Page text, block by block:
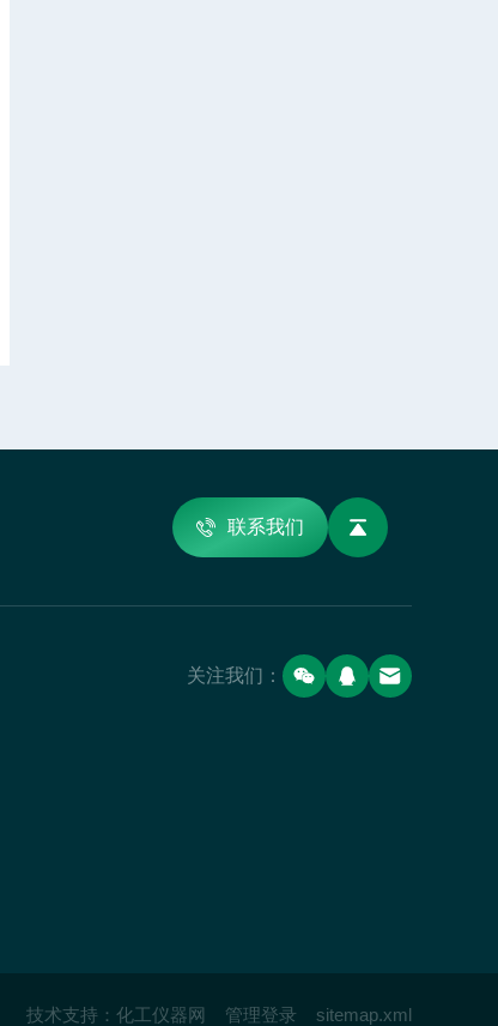
联系我们
关注我们：
技术支持： 化工仪器网 管理登录 sitemap.xml